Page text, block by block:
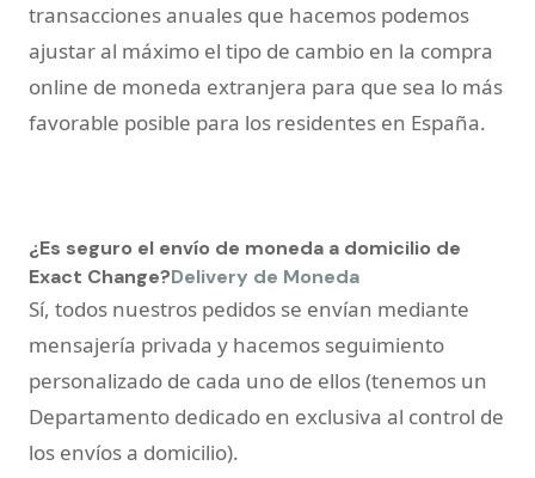
transacciones anuales que hacemos podemos
ajustar al máximo el tipo de cambio en la compra
online de moneda extranjera para que sea lo más
favorable posible para los residentes en España.
¿Es seguro el envío de moneda a domicilio de
Exact Change?Delivery de Moneda
Sí, todos nuestros pedidos se envían mediante
mensajería privada y hacemos seguimiento
personalizado de cada uno de ellos (tenemos un
Departamento dedicado en exclusiva al control de
los envíos a domicilio).